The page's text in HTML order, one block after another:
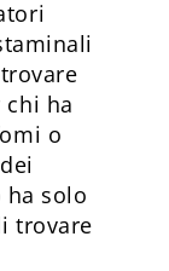
ha
o
solo
trovare